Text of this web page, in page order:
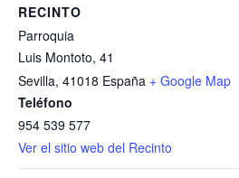
RECINTO
Parroquia
Luis Montoto, 41
Sevilla, 41018 España + Google Map
Teléfono
954 539 577
Ver el sitio web del Recinto